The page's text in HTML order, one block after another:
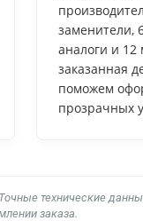
заменители,
аналоги и 12
заказанная
поможем
прозрачных
технические
заказа.